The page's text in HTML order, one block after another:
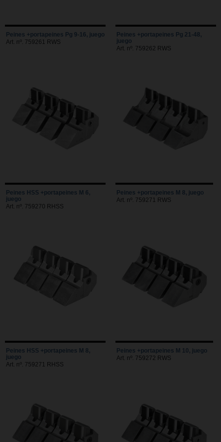
Peines +portapeines Pg 9-16, juego
Art. nº. 759261 RWS
Peines +portapeines Pg 21-48,
juego
Art. nº. 759262 RWS
Peines HSS +portapeines M 6,
juego
Art. nº. 759270 RHSS
Peines +portapeines M 8, juego
Art. nº. 759271 RWS
Peines HSS +portapeines M 8,
juego
Art. nº. 759271 RHSS
Peines +portapeines M 10, juego
Art. nº. 759272 RWS